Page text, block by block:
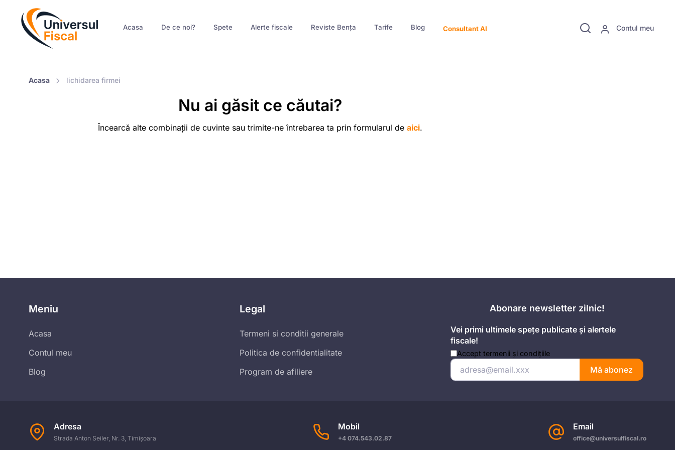
Contul meu
Acasa De ce noi? Spete Alerte fiscale Reviste Bența Tarife Blog Consultant AI
Acasa lichidarea firmei
Nu ai găsit ce căutai?
Încearcă alte combinații de cuvinte sau trimite-ne întrebarea ta prin formularul de aici.
Meniu
Acasa
Contul meu
Blog
Legal
Termeni si conditii generale
Politica de confidentialitate
Program de afiliere
Abonare newsletter zilnic!
Vei primi ultimele spețe publicate și alertele
fiscale!
Accept termenii și condițiile
Mă abonez
Adresa
Strada Anton Seiler, Nr. 3, Timișoara
Mobil
+4 074.543.02.87
Email
office@universulfiscal.ro